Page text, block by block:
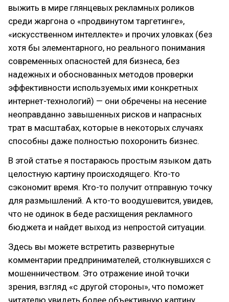
выжить в мире глянцевых рекламных роликов
среди жаргона о «продвинутом таргетинге»,
«искусственном интеллекте» и прочих уловках (без
хотя бы элементарного, но реального понимания
современных опасностей для бизнеса, без
надежных и обоснованных методов проверки
эффективности используемых ими конкретных
интернет-технологий) — они обречены на несение
неоправданно завышенных рисков и напрасных
трат в масштабах, которые в некоторых случаях
способны даже полностью похоронить бизнес.
В этой статье я постараюсь простым языком дать
целостную картину происходящего. Кто-то
сэкономит время. Кто-то получит отправную точку
для размышлений. А кто-то воодушевится, увидев,
что не одинок в беде расхищения рекламного
бюджета и найдет выход из непростой ситуации.
Здесь вы можете встретить развернутые
комментарии предпринимателей, столкнувшихся с
мошенничеством. Это отражение иной точки
зрения, взгляд «с другой стороны», что поможет
читателю увидеть более объективную картину.